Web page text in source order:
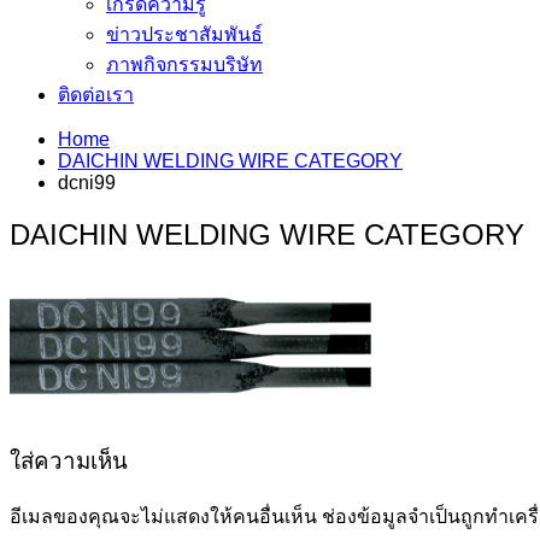
ข่าวประชาสัมพันธ์
ภาพกิจกรรมบริษัท
ติดต่อเรา
Home
DAICHIN WELDING WIRE CATEGORY
dcni99
DAICHIN WELDING WIRE CATEGORY
ใส่ความเห็น
อีเมลของคุณจะไม่แสดงให้คนอื่นเห็น ช่องข้อมูลจำเป็นถูกทำเค